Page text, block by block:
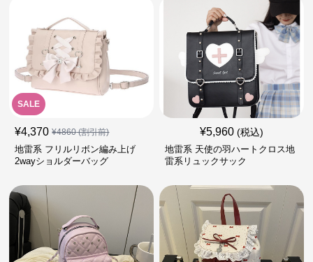
SALE
¥4,370 ¥4860(割引前)
地雷系 フリルリボン編み上げ
2wayショルダーバッグ
¥5,960 (税込)
地雷系 天使の羽ハートクロス地
雷系リュックサック